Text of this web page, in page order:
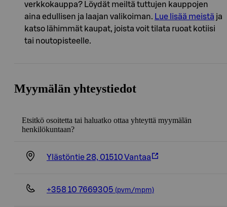
verkkokauppa? Löydät meiltä tuttujen kauppojen
aina edullisen ja laajan valikoiman. Lue lisää meistä ja
katso lähimmät kaupat, joista voit tilata ruoat kotiisi
tai noutopisteelle.
Myymälän yhteystiedot
Etsitkö osoitetta tai haluatko ottaa yhteyttä myymälän
henkilökuntaan?
Ylästöntie 28, 01510 Vantaa
+358 10 7669305 (pvm/mpm)